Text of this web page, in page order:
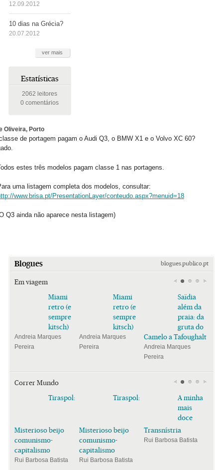
12.09.2012
10 dias na Grécia?
20.07.2012
ver mais
Estatísticas
2062 leitores
0 comentários
Oliveira, Porto
de portagem pagam o Audi Q3, o BMW X1 e o Volvo XC 60?
estes três modelos pagam classe 1 nas portagens.
uma listagem completa dos modelos, consultar:
www.brisa.pt/PresentationLayer/conteudo.aspx?menuid=18
Q3 ainda não aparece nesta listagem)
Blogues blogues.publico.pt
Em viagem
Miami
retro (e
sempre
kitsch)
Andreia Marques
Pereira
Miami
retro (e
sempre
kitsch)
Andreia Marques
Pereira
Saïdia
além da
praia: da
gruta do
Camelo a Tafoughalt
Andreia Marques
Pereira
Correr Mundo
Tiraspol:
Misterioso beijo
comunismo-
capitalismo
Rui Barbosa Batista
Tiraspol:
Misterioso beijo
comunismo-
capitalismo
Rui Barbosa Batista
A minha
mais
doce
Transnístria
Rui Barbosa Batista